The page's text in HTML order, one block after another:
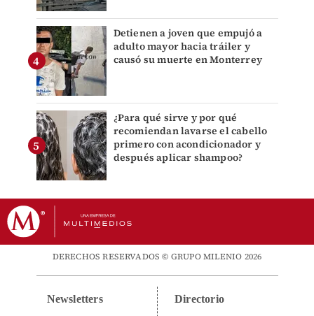
Detienen a joven que empujó a
adulto mayor hacia tráiler y
causó su muerte en Monterrey
¿Para qué sirve y por qué
recomiendan lavarse el cabello
primero con acondicionador y
después aplicar shampoo?
DERECHOS RESERVADOS © GRUPO MILENIO 2026
Newsletters Directorio